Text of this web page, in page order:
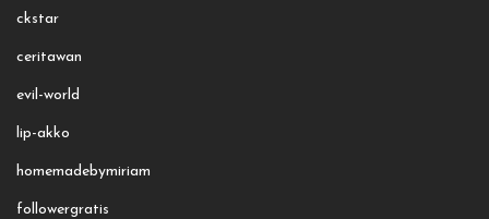
ckstar
ceritawan
evil-world
lip-akko
homemadebymiriam
followergratis